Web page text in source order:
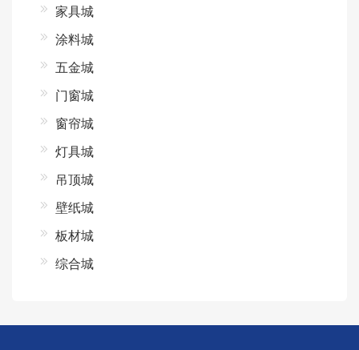
家具城
涂料城
五金城
门窗城
窗帘城
灯具城
吊顶城
壁纸城
板材城
综合城